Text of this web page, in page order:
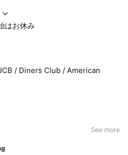
はお休み
/ Diners Club / American
See more